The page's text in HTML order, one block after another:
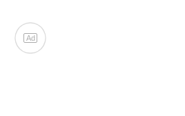
Ad